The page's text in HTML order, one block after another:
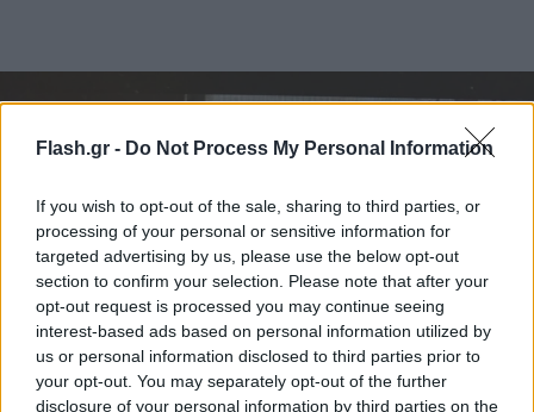
Flash.gr - Do Not Process My Personal Information
If you wish to opt-out of the sale, sharing to third parties, or
processing of your personal or sensitive information for
targeted advertising by us, please use the below opt-out
section to confirm your selection. Please note that after your
opt-out request is processed you may continue seeing
interest-based ads based on personal information utilized by
us or personal information disclosed to third parties prior to
your opt-out. You may separately opt-out of the further
disclosure of your personal information by third parties on the